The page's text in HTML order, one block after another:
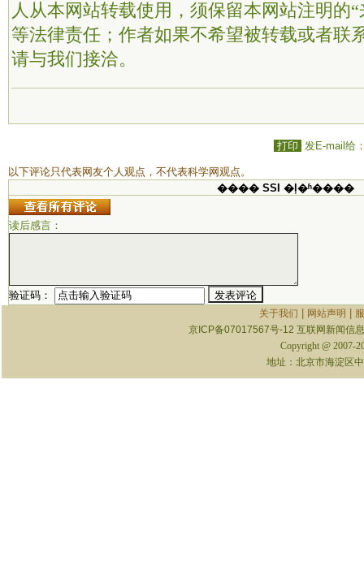
人从本网站转载使用，须保留本网站注明的
等法律责任；作者如果不希望被转载或者联
请与我们接洽。
打印 发E-mail给
以下评论只代表网友个人观点，不代表科学网观点。
���� SSI �ļ�ʱ����
读后感言：
验证码：
关于我们 | 网站声明 |
京ICP备07017567号-12 互联网新闻信
Copyright @ 2007-
地址：北京市海淀区